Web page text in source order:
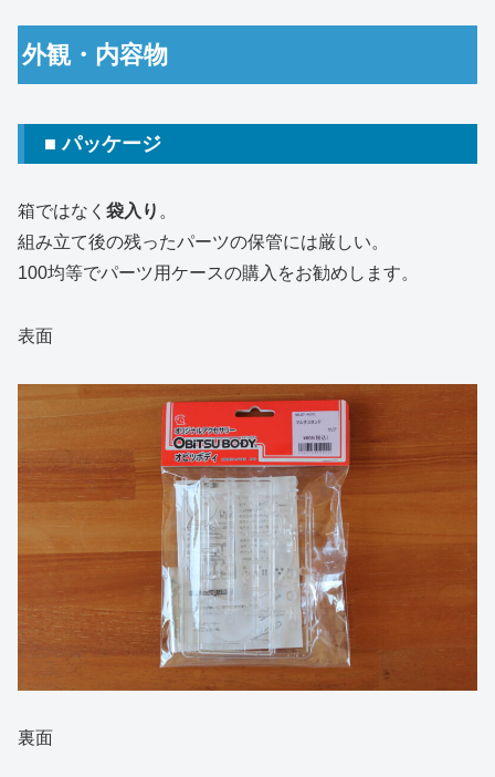
外観・内容物
■ パッケージ
箱ではなく 袋入り 。
組み立て後の残ったパーツの保管には厳しい。
100均等でパーツ用ケースの購入をお勧めします。
表面
裏面